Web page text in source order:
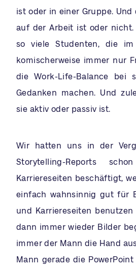
ist oder in einer Gruppe.
auf der Arbeit ist oder
so viele Studenten, die
komischerweise immer nur
die Work-Life-Balance bei
Gedanken machen. Und
sie aktiv oder passiv ist.
Wir hatten uns in der
Storytelling-Reports
Karriereseiten beschäftigt,
einfach wahnsinnig gut für
und Karriereseiten
dann immer wieder Bilder
immer der Mann die Hand
Mann gerade die